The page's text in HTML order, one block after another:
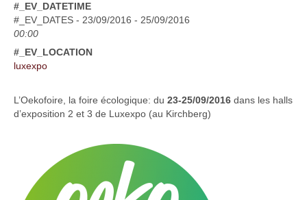
#_EV_DATETIME
#_EV_DATES - 23/09/2016 - 25/09/2016
00:00
#_EV_LOCATION
luxexpo
L’Oekofoire, la foire écologique: du 23-25/09/2016 dans les halls
d’exposition 2 et 3 de Luxexpo (au Kirchberg)